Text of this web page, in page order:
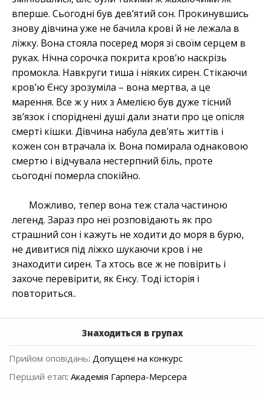
вперше. Сьогодні був дев’ятий сон. Прокинувшись
знову дівчина уже не бачила крові й не лежала в
ліжку. Вона стояла посеред моря зі своїм серцем в
руках. Нічна сорочка покрита кров’ю наскрізь
промокла. Навкруги тиша і ніяких сирен. Стікаючи
кров’ю Єнсу зрозуміла – вона мертва, а це
марення. Все ж у них з Амелією був дуже тісний
зв’язок і споріднені душі дали знати про це опісля
смерті кішки. Дівчина набула дев’ять життів і
кожен сон втрачала їх. Вона помирала однаковою
смертю і відчувала нестерпний біль, проте
сьогодні померла спокійно.
Можливо, тепер вона теж стала частиною
легенд. Зараз про неї розповідають як про
страшний сон і кажуть не ходити до моря в бурю,
не дивитися під ліжко шукаючи кров і не
знаходити сирен. Та хтось все ж не повірить і
захоче перевірити, як Єнсу. Тоді історія і
повториться..
Знаходиться в групах
Прийом оповідань: Допущені на конкурс
Перший етап: Академія Гарпера-Мерсера